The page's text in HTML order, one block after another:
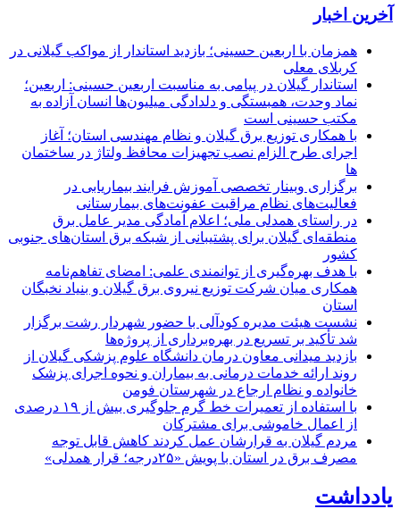
آخرین اخبار
همزمان با اربعین حسینی؛ بازدید استاندار از مواکب گیلانی در
کربلای معلی
استاندار گیلان در پیامی به مناسبت اربعین حسینی: اربعین؛
نماد وحدت، همبستگی و دلدادگی میلیون‌ها انسان آزاده به
مکتب حسینی است
با همکاری توزیع برق گیلان و نظام مهندسی استان؛ آغاز
اجرای طرح الزام نصب تجهیزات محافظ ولتاژ در ساختمان
ها
برگزاری وبینار تخصصی آموزش فرایند بیماریابی در
فعالیت‌های نظام مراقبت عفونت‌های بیمارستانی
در راستای همدلی ملی؛ اعلام آمادگی مدیر عامل برق
منطقه‌ای گیلان برای پشتیبانی از شبكه برق استان‌های جنوبی
كشور
با هدف بهره‌گیری از توانمندی علمی: امضای تفاهم‌نامه
همكاری میان شركت توزیع نیروی برق گیلان و بنیاد نخبگان
استان
نشست هیئت مدیره کودآلی با حضور شهردار رشت برگزار
شد تأکید بر تسریع در بهره‌برداری از پروژه‌ها
بازدید میدانی معاون درمان دانشگاه علوم پزشکی گیلان از
روند ارائه خدمات درمانی به بیماران و نحوه اجرای پزشک
خانواده و نظام ارجاع در شهرستان فومن
با استفاده از تعمیرات خط گرم جلوگیری بیش از ۱۹ درصدی
از اعمال خاموشی برای مشتركان
مردم گیلان به قرارشان عمل کردند كاهش قابل توجه
مصرف برق در استان با پویش «۲۵درجه؛ قرار همدلی»
یادداشت